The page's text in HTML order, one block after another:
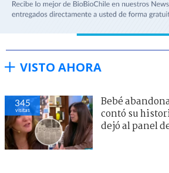
VISTO AHORA
345
visitas
Bebé
contó su
dejó al panel